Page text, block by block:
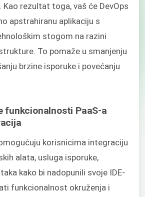
Kao rezultat toga, vaš će DevOps
apstrahiranu aplikaciju s
stogom na razini
To pomaže u smanjenju
brzine isporuke i povećanju
funkcionalnosti PaaS-a
korisnicima integraciju
alata, usluga isporuke,
kako bi nadopunili svoje IDE-
funkcionalnost okruženja i